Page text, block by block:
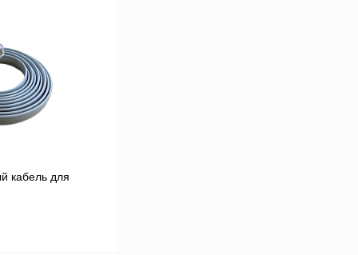
Под заказ
кабель для